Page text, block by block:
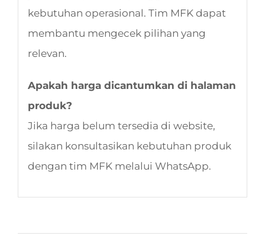
kebutuhan operasional. Tim MFK dapat
membantu mengecek pilihan yang
relevan.
Apakah harga dicantumkan di halaman
produk?
Jika harga belum tersedia di website,
silakan konsultasikan kebutuhan produk
dengan tim MFK melalui WhatsApp.